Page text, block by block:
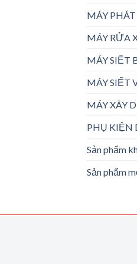
MÁY
MÁY RỬA
MÁY SIẾT
MÁY SIẾT
MÁY XÂY
PHỤ KIỆN
Sản phẩm
Sản phẩm